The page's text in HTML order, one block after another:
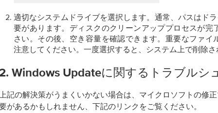
適切なシステムドライブを選択します。通常、パスはド
要があります。ディスクのクリーンアッププロセスが完
さい。その後、空き容量を確認できます。重要なファイ
注意してください。一度選択すると、システム上で削除
Windows Updateに関するトラブルシ
記の解決策がうまくいかない場合は、マイクロソフトの修
があるかもしれません、下記のリンクをご覧ください。